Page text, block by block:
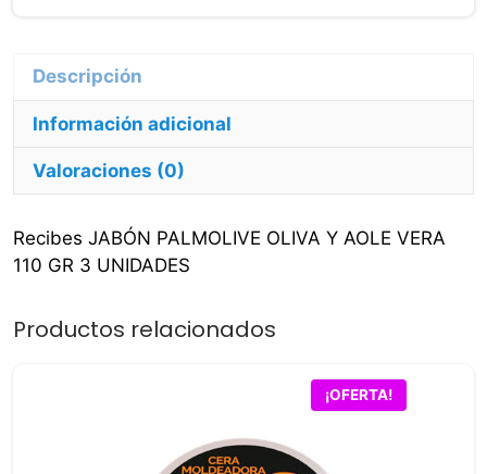
3
Unidades
Información adicional
Valoraciones (0)
Recibes JABÓN PALMOLIVE OLIVA Y AOLE VERA
110 GR 3 UNIDADES
Productos relacionados
¡OFERTA!